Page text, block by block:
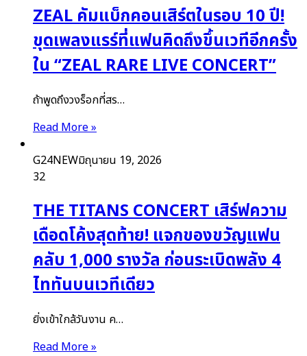
ZEAL คัมแบ็กคอนเสิร์ตในรอบ 10 ปี!
ขุดเพลงแรร์ที่แฟนคิดถึงขึ้นเวทีอีกครั้ง
ใน “ZEAL RARE LIVE CONCERT”
ถ้าพูดถึงวงร็อกที่สร…
Read More »
G24NEWมิถุนายน 19, 2026
32
THE TITANS CONCERT เสิร์ฟความ
เดือดโค้งสุดท้าย! แจกของขวัญแฟน
คลับ 1,000 รางวัล ก่อนระเบิดพลัง 4
ไททันบนเวทีเดียว
ยิ่งเข้าใกล้วันงาน ค…
Read More »